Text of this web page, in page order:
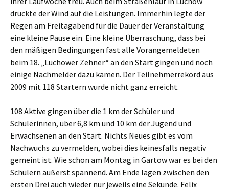
drückte der Wind auf die Leistungen. Immerhin legte der
Regen am Freitagabend für die Dauer der Veranstaltung
eine kleine Pause ein. Eine kleine Überraschung, dass bei
den mäßigen Bedingungen fast alle Vorangemeldeten
beim 18. „Lüchower Zehner“ an den Start gingen und noch
einige Nachmelder dazu kamen. Der Teilnehmerrekord aus
2009 mit 118 Startern wurde nicht ganz erreicht.
108 Aktive gingen über die 1 km der Schüler und
Schülerinnen, über 6,8 km und 10 km der Jugend und
Erwachsenen an den Start. Nichts Neues gibt es vom
Nachwuchs zu vermelden, wobei dies keinesfalls negativ
gemeint ist. Wie schon am Montag in Gartow war es bei den
Schülern äußerst spannend. Am Ende lagen zwischen den
ersten Drei auch wieder nur jeweils eine Sekunde. Felix